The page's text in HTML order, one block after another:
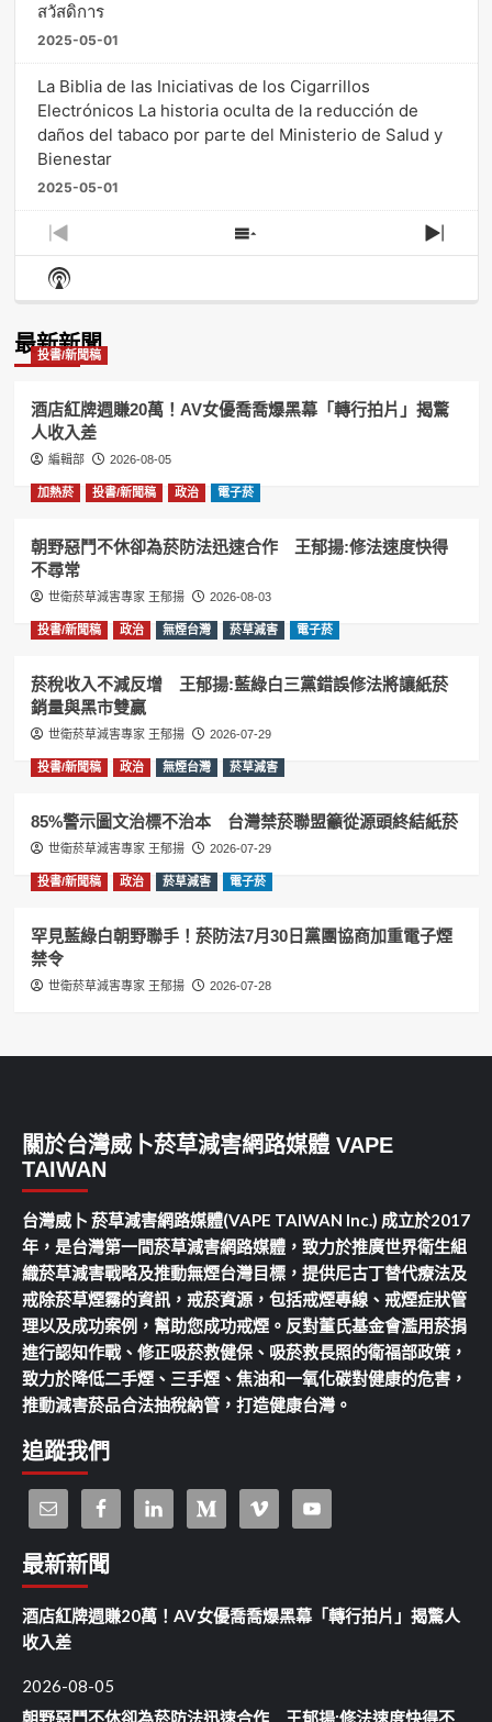
สวัสดิการ
2025-05-01
La Biblia de las Iniciativas de los Cigarrillos
Electrónicos La historia oculta de la reducción de
daños del tabaco por parte del Ministerio de Salud y
Bienestar
2025-05-01
Previous
Episode
Show
Episodes
Next
Show
Podcast
最新新聞
投書/新聞稿
酒店紅牌週賺20萬！AV女優喬喬爆黑幕「轉行拍片」揭驚
人收入差
編輯部 2026-08-05
加熱菸 投書/新聞稿 政治 電子菸
朝野惡鬥不休卻為菸防法迅速合作 王郁揚:修法速度快得
不尋常
世衛菸草減害專家 王郁揚 2026-08-03
投書/新聞稿 政治 無煙台灣 菸草減害 電子菸
菸稅收入不減反增 王郁揚:藍綠白三黨錯誤修法將讓紙菸
銷量與黑市雙贏
世衛菸草減害專家 王郁揚 2026-07-29
投書/新聞稿 政治 無煙台灣 菸草減害
85%警示圖文治標不治本 台灣禁菸聯盟籲從源頭終結紙菸
世衛菸草減害專家 王郁揚 2026-07-29
投書/新聞稿 政治 菸草減害 電子菸
罕見藍綠白朝野聯手！菸防法7月30日黨團協商加重電子煙
禁令
世衛菸草減害專家 王郁揚 2026-07-28
關於台灣威卜菸草減害網路媒體 VAPE
TAIWAN
台灣威卜 菸草減害網路媒體(VAPE TAIWAN Inc.) 成立於2017
年，是台灣第一間菸草減害網路媒體，致力於推廣世界衛生組
織菸草減害戰略及推動無煙台灣目標，提供尼古丁替代療法及
戒除菸草煙霧的資訊，戒菸資源，包括戒煙專線、戒煙症狀管
理以及成功案例，幫助您成功戒煙。反對董氏基金會濫用菸捐
進行認知作戰、修正吸菸救健保、吸菸救長照的衛福部政策，
致力於降低二手煙、三手煙、焦油和一氧化碳對健康的危害，
推動減害菸品合法抽稅納管，打造健康台灣。
追蹤我們
最新新聞
酒店紅牌週賺20萬！AV女優喬喬爆黑幕「轉行拍片」揭驚人
收入差
2026-08-05
朝野惡鬥不休卻為菸防法迅速合作 王郁揚:修法速度快得不